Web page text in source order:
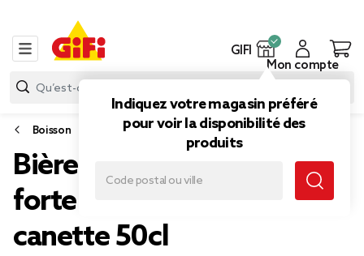
GIFI
Indiquez votre magasin préféré
pour voir la disponibilité des
produits
Mon compte
Boisson
Bière rouge Rince Cochon
forte 7,5% fruits rouges
canette 50cl